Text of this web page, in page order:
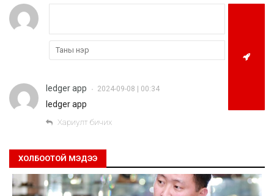
ledger app • 2024-09-08 | 00:34
ledger app
Хариулт бичих
ХОЛБООТОЙ МЭДЭЭ